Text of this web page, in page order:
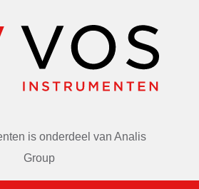
is onderdeel van Analis
Group